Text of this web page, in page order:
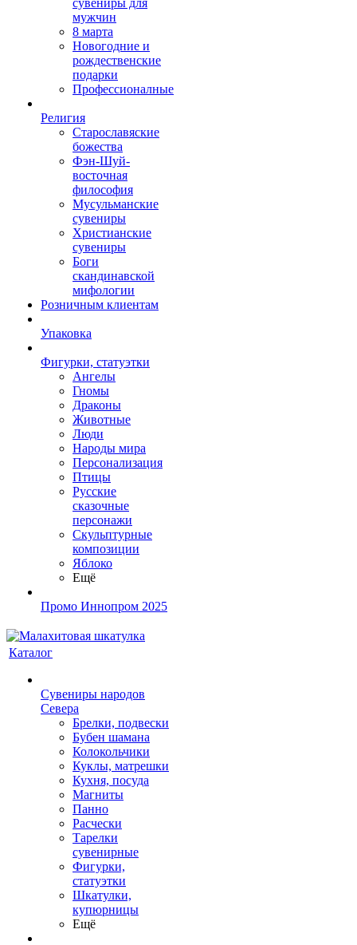
сувениры для
мужчин
8 марта
Новогодние и
рождественские
подарки
Профессионалные
Религия
Старославяские
божества
Фэн-Шуй-
восточная
философия
Мусульманские
сувениры
Христианские
сувениры
Боги
скандинавской
мифологии
Розничным клиентам
Упаковка
Фигурки, статуэтки
Ангелы
Гномы
Драконы
Животные
Люди
Народы мира
Персонализация
Птицы
Русские
сказочные
персонажи
Скульптурные
композиции
Яблоко
Ещё
Промо Иннопром 2025
Каталог
Сувениры народов
Севера
Брелки, подвески
Бубен шамана
Колокольчики
Куклы, матрешки
Кухня, посуда
Магниты
Панно
Расчески
Тарелки
сувенирные
Фигурки,
статуэтки
Шкатулки,
купюрницы
Ещё